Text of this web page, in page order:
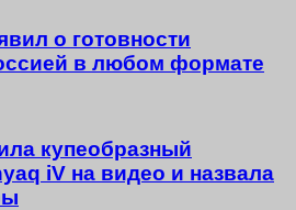
о готовности
в любом формате
купеобразный
iV на видео и назвала